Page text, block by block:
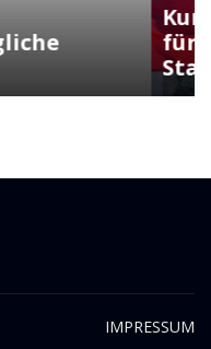
Regeln
IMPRESSUM